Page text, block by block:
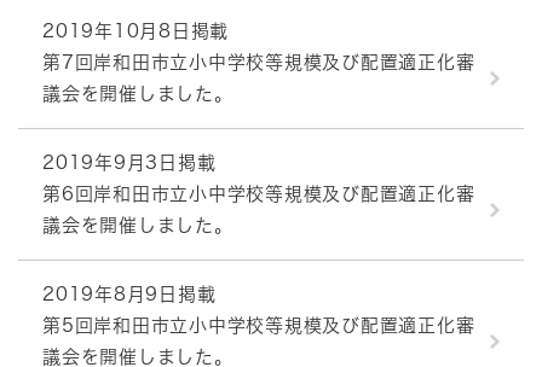
2019年10月8日掲載
第7回岸和田市立小中学校等規模及び配置適正化審
議会を開催しました。
2019年9月3日掲載
第6回岸和田市立小中学校等規模及び配置適正化審
議会を開催しました。
2019年8月9日掲載
第5回岸和田市立小中学校等規模及び配置適正化審
議会を開催しました。